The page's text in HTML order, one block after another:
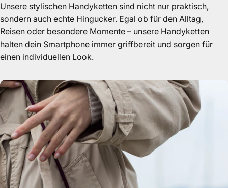
Unsere stylischen Handyketten sind nicht nur praktisch,
sondern auch echte Hingucker. Egal ob für den Alltag,
Reisen oder besondere Momente – unsere Handyketten
halten dein Smartphone immer griffbereit und sorgen für
einen individuellen Look.